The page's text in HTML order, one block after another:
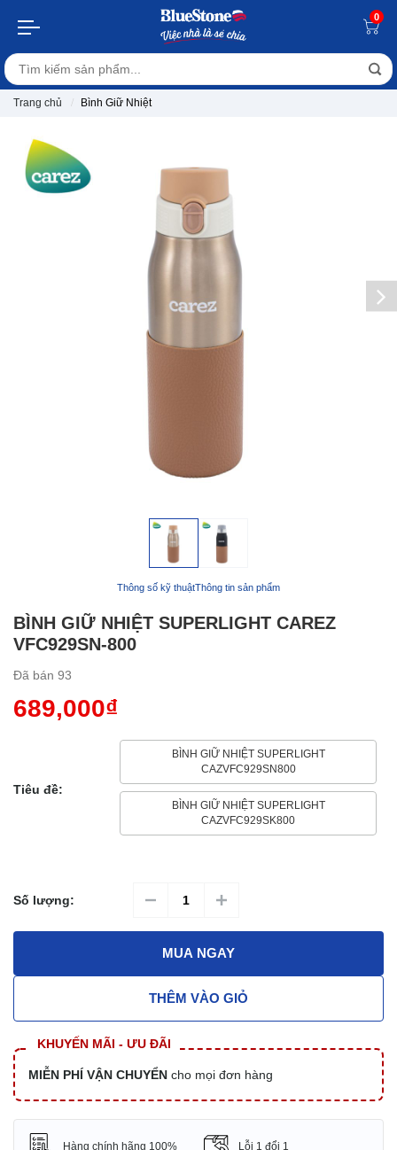
0
Trang chủ Bình Giữ Nhiệt
Thông số kỹ thuậtThông tin sản phẩm
BÌNH GIỮ NHIỆT SUPERLIGHT CAREZ
VFC929SN-800
Đã bán 93
689,000₫
Tiêu đề:
BÌNH GIỮ NHIỆT SUPERLIGHT
CAZVFC929SN800
BÌNH GIỮ NHIỆT SUPERLIGHT
CAZVFC929SK800
Số lượng:
MUA NGAY
THÊM VÀO GIỎ
KHUYẾN MÃI - ƯU ĐÃI
MIỄN PHÍ VẬN CHUYỂN cho mọi đơn hàng
Hàng chính hãng 100% Lỗi 1 đổi 1